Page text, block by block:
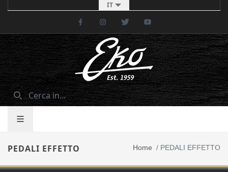
IT
FacebookInstagramTwitter
PEDALI EFFETTO Home / PEDALI EFFETTO